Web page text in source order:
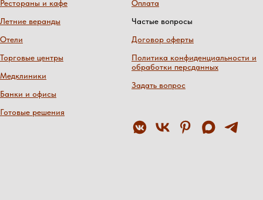
Рестораны и кафе
Летние веранды
Отели
Торговые центры
Медклиники
Банки и офисы
Готовые решения
Оплата
Частые вопросы
Договор оферты
Политика конфиденциальности и
обработки персданных
Задать вопрос